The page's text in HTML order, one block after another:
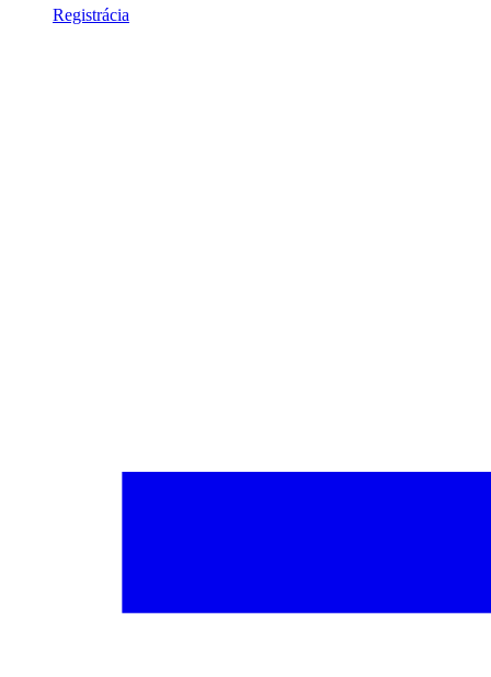
Registrácia